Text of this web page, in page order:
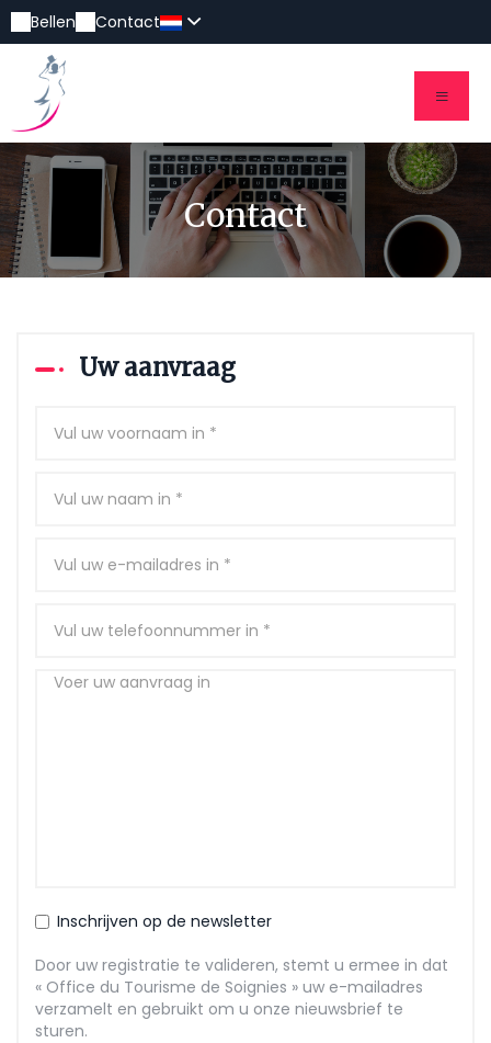
Bellen Contact
Contact
Uw aanvraag
Inschrijven op de newsletter
Door uw registratie te valideren, stemt u ermee in dat
« Office du Tourisme de Soignies » uw e-mailadres
verzamelt en gebruikt om u onze nieuwsbrief te
sturen.